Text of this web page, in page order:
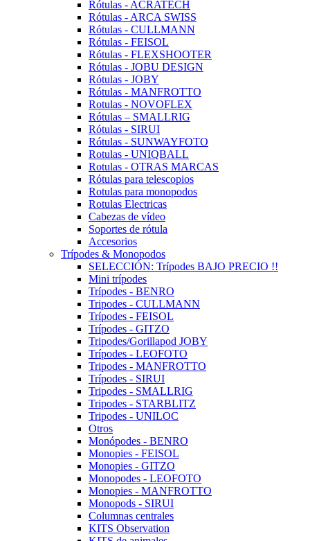
Rótulas - ACRATECH
Rótulas - ARCA SWISS
Rótulas - CULLMANN
Rótulas - FEISOL
Rótulas - FLEXSHOOTER
Rótulas - JOBU DESIGN
Rótulas - JOBY
Rótulas - MANFROTTO
Rotulas - NOVOFLEX
Rótulas – SMALLRIG
Rótulas - SIRUI
Rótulas - SUNWAYFOTO
Rotulas - UNIQBALL
Rotulas - OTRAS MARCAS
Rótulas para telescopios
Rotulas para monopodos
Rotulas Electricas
Cabezas de vídeo
Soportes de rótula
Accesorios
Trípodes & Monopodos
SELECCIÓN: Trípodes BAJO PRECIO !!
Mini trípodes
Trípodes - BENRO
Tripodes - CULLMANN
Trípodes - FEISOL
Trípodes - GITZO
Tripodes/Gorillapod JOBY
Trípodes - LEOFOTO
Tripodes - MANFROTTO
Trípodes - SIRUI
Tripodes - SMALLRIG
Tripodes - STARBLITZ
Tripodes - UNILOC
Otros
Monópodes - BENRO
Monopies - FEISOL
Monopies - GITZO
Monopodes - LEOFOTO
Monopies - MANFROTTO
Monopods - SIRUI
Columnas centrales
KITS Observation